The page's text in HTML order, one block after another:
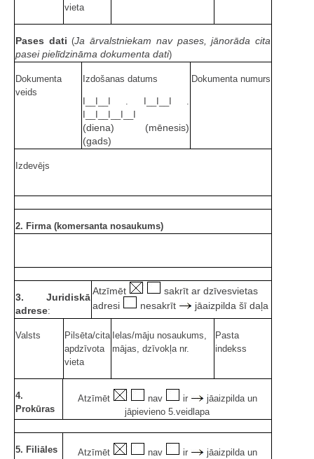
vieta
Pases dati (Ja ārvalstniekam nav pases, jānorāda cita
pasei pielīdzināma dokumenta dati)
Dokumenta
veids
Izdošanas datums
I__I__I . I__I__I .
I__I__I__I__I
(diena) (mēnesis)
(gads)
Dokumenta numurs
Izdevējs
2. Firma (komersanta nosaukums)
3. Juridiskā
adrese:
Atzīmēt
sakrīt ar dzīvesvietas
adresi
nesakrīt jāaizpilda šī daļa
Valsts
Pilsēta/cita
apdzīvota
vieta
Ielas/māju nosaukums,
mājas, dzīvokļa nr.
Pasta
indekss
4.
Prokūras
Atzīmēt nav ir
jāaizpilda un
jāpievieno 5.veidlapa
5. Filiāles Atzīmēt nav ir
jāaizpilda un